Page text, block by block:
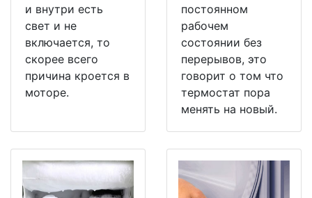
и внутри есть
свет и не
включается, то
скорее всего
причина кроется в
моторе.
постоянном
рабочем
состоянии без
перерывов, это
говорит о том что
термостат пора
менять на новый.